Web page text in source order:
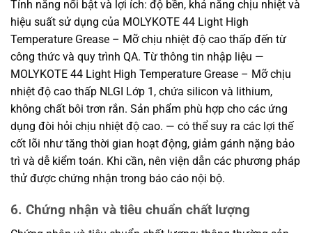
Tính năng nổi bật và lợi ích: độ bền, khả năng chịu nhiệt và
hiệu suất sử dụng của MOLYKOTE 44 Light High
Temperature Grease – Mỡ chịu nhiệt độ cao thấp đến từ
công thức và quy trình QA. Từ thông tin nhập liệu —
MOLYKOTE 44 Light High Temperature Grease – Mỡ chịu
nhiệt độ cao thấp NLGI Lớp 1, chứa silicon và lithium,
không chất bôi trơn rắn. Sản phẩm phù hợp cho các ứng
dụng đòi hỏi chịu nhiệt độ cao. — có thể suy ra các lợi thế
cốt lõi như tăng thời gian hoạt động, giảm gánh nặng bảo
trì và dễ kiểm toán. Khi cần, nên viện dẫn các phương pháp
thử được chứng nhận trong báo cáo nội bộ.
6. Chứng nhận và tiêu chuẩn chất lượng